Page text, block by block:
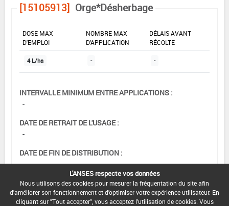
[15105913] Orge*Désherbage
DOSE MAX
D'EMPLOI
NOMBRE MAX
D'APPLICATION
DÉLAIS AVANT
RÉCOLTE
4 L/ha - -
INTERVALLE MINIMUM ENTRE APPLICATIONS :
-
DATE DE RETRAIT DE L'USAGE :
-
DATE DE FIN DE DISTRIBUTION :
-
DATE DE FIN D'UTILISATION :
-
L'ANSES respecte vos données
Nous utilisons des cookies pour mesurer la fréquentation du site afin
d'améliorer son fonctionnement et d'optimiser votre expérience utilisateur. En
cliquant sur "Tout accepter", vous acceptez l'utilisation de cookies. Vous